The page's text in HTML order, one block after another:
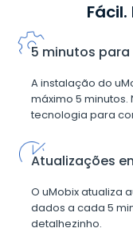
5 minutos
A instalação do
máximo 5
tecnologia para
Atualizações
O uMobix atualiza
dados a cada 5
detalhezinho.